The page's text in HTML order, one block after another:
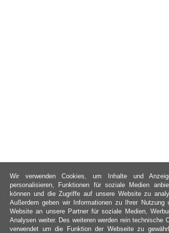
Wir verwenden Cookies, um Inhalte und
personalisieren, Funktionen für soziale Medien
können und die Zugriffe auf unsere Website zu
Außerdem geben wir Informationen zu Ihrer Nutzung
Website an unsere Partner für soziale Medien,
Analysen weiter. Des weiteren werden rein technische
verwendet um die Funktion der Webseite zu